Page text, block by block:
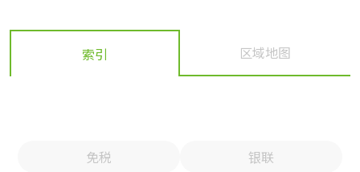
鹤间公园
索引 区域地图
免税 银联